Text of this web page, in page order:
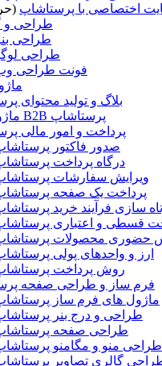
اختصاصی با پرستاشاپ
طراحی و
طراحی
طراحی
فونت طراحی
بلاگ و تولید محتوای
ماژول های B2B پرستاشاپ
پرداخت و امور مالی
صدور فاکتور
درگاه پرداخت
ویرایش سفارشات
پرداخت یک صفحه
سازی فرآیند خرید
قسطی و اعتباری
حضوری محصولات
ارز و واحدهای پولی
روش پرداخت
فرم ساز و طراحی صفحه
ماژول های فرم ساز
طراحی و درج بنر
طراحی صفحه
طراحی منو و مگامنو
گالری تصاویر